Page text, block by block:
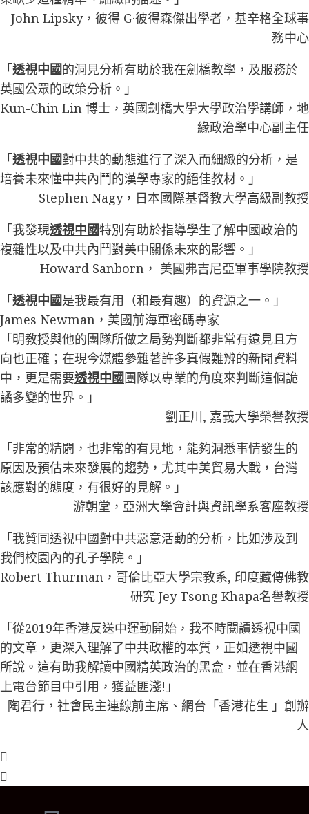
John Lipsky，彼得 G·彼得森傑出學者，基辛格全球事
務中心
「透視中國的洞見分析有助於我在劍橋教學，及服務於
英國公眾的政策分析。」
Kun-Chin Lin 博士，英國劍橋大學大學政治學講師，地
緣政治學中心副主任
「透視中國對中共的動態進行了深入而細緻的分析，是
培養未來懂中共內鬥的漢學專家的絕佳教材。」
Stephen Nagy，日本國際基督教大學高級副教授
「我發現透視中國特別有助於指導學生了解中國政治的
複雜性以及中共內鬥對美中關係未來的影響。」
Howard Sanborn， 美國弗吉尼亞軍事學院教授
「透視中國是我最有用（和最有趣）的資源之一。」
James Newman，美國前海軍密碼專家
「明教授與他的團隊所做之局勢判斷都非常有遠見且方
向也正確；在現今媒體參雜著許多真假難辨的新聞資料
中，更是需要透視中國團隊以專業的角度來判斷這個詭
譎多變的世界。」
劉正川, 嘉義大學榮譽教授
「非常的精闢，也非常的有見地，能夠洞悉事情發生的
原因及預估未來發展的趨勢，尤其中美貿易大戰，台灣
該應對的態度，有很好的見解。」
游朝堂，亞洲大學會計與資訊學系客座教授
「我贊同透視中國對中共惡意活動的分析，比如涉及到
我們校園內的孔子學院。」
Robert Thurman，哥倫比亞大學宗教系, 印度藏傳佛教
研究 Jey Tsong Khapa名譽教授
「從2019年香港反送中運動開始，我不時閱讀透視中國
的文章，更深入理解了中共政權的本質，正如透視中國
所說。這有助我解讀中國精英政治的黑盒，並在香港網
上電台節目中引用，獲益匪淺!」
陶君行，社會民主連線前主席、網台「香港花生 」創辦
人